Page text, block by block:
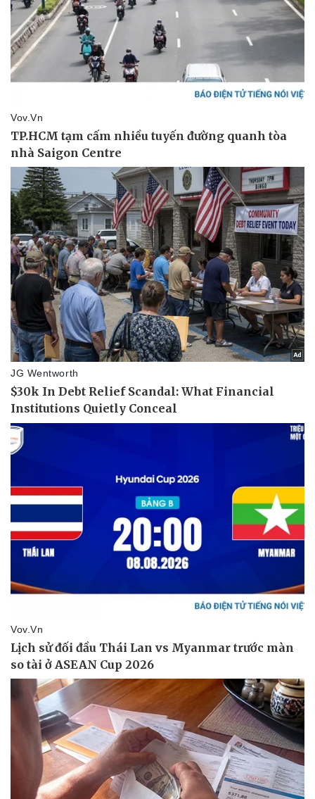
Tư vấn luật
Quân sự - Quốc phòng
Phân tích